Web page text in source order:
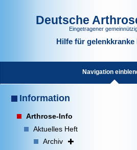
Deutsche
Eingetragener
Hilfe für gelenkkranke
Navigation
Information
Arthrose-Info
Aktuelles Heft
Archiv